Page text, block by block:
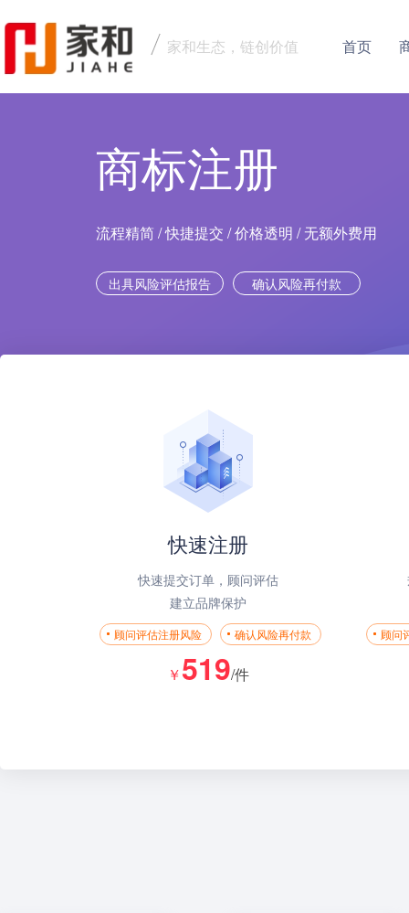
家和生态，链创价值 首页
商标注册
流程精简 / 快捷提交 / 价格透明 / 无额外费用
出具风险评估报告 确认风险再付款
快速注册
快速提交订单，顾问评估
建立品牌保护
顾问评估注册风险 确认风险再付款
￥519/件
顾问